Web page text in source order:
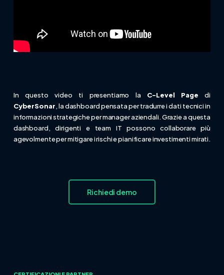
In questo video ti presentiamo la C-Level Page di
CyberSonar, la dashboard pensata per tradurre i dati tecnici in
informazioni strategiche per manager aziendali. Grazie a questa
dashboard, dirigenti e team IT possono collaborare più
agevolmente per mitigare i rischi e pianificare investimenti mirati.
Richiedi demo